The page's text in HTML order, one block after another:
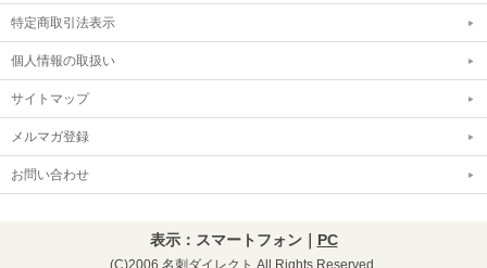
特定商取引法表示
個人情報の取扱い
サイトマップ
メルマガ登録
お問い合わせ
表示：スマートフォン｜ PC
(C)2006 名刺ダイレクト All Rights Reserved.